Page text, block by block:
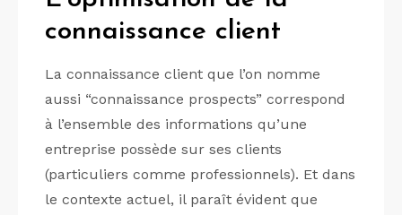
connaissance client
La connaissance client que l’on nomme
aussi “connaissance prospects” correspond
à l’ensemble des informations qu’une
entreprise possède sur ses clients
(particuliers comme professionnels). Et dans
le contexte actuel, il paraît évident que